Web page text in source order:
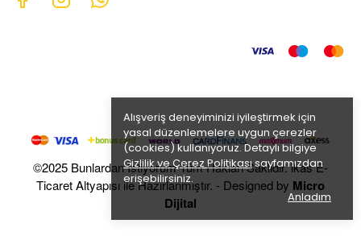
Alışveriş deneyiminizi iyileştirmek için
yasal düzenlemelere uygun çerezler
(cookies) kullanıyoruz. Detaylı bilgiye
Gizlilik ve Çerez Politikasısayfamızdan
erişebilirsiniz.
Anladım
©2025 Bunlardan İstiyorum Tüm Hakları Saklıdır. ikas E-
Ticaret Altyapısı ile Hazırlanmıştır. - Designed by Micro
Dijital